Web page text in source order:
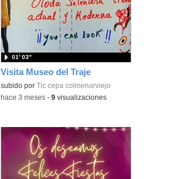
Visita Museo del Traje
subido por Tic cepa colmenarviejo
01′ 03″
-hace 3 meses- 9visualizaciones